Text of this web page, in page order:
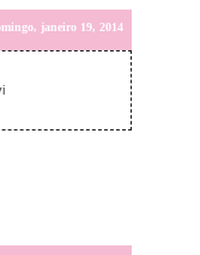
janeiro 19, 2014